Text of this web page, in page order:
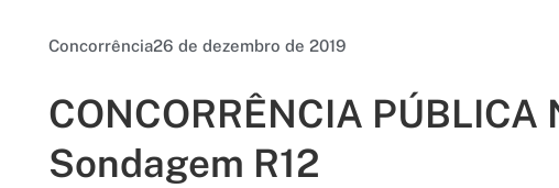
Concorrência26 de dezembro de 2019
CONCORRÊNCIA PÚBLICA
Sondagem R12